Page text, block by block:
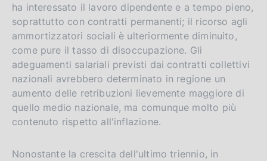
ha interessato il lavoro dipendente e a tempo pieno,
soprattutto con contratti permanenti; il ricorso agli
ammortizzatori sociali è ulteriormente diminuito,
come pure il tasso di disoccupazione. Gli
adeguamenti salariali previsti dai contratti collettivi
nazionali avrebbero determinato in regione un
aumento delle retribuzioni lievemente maggiore di
quello medio nazionale, ma comunque molto più
contenuto rispetto all'inflazione.
Nonostante la crescita dell'ultimo triennio, in